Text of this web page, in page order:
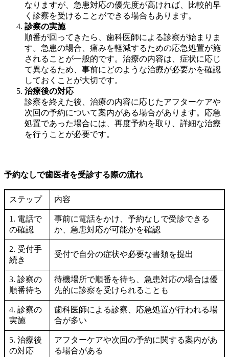
なりますが、急患対応の優先度が高ければ、比較的早
く診察を受けることができる場合もあります。
診察の実施
順番が回ってきたら、歯科医師による診察が始まりま
す。急患の場合、痛みを軽減するための応急処置が施
されることが一般的です。治療の内容は、症状に応じ
て異なるため、事前にどのような治療が必要かを確認
しておくことが大切です。
治療後の対応
診察を終えた後、治療の内容に応じたアフターケアや
次回の予約について案内がある場合があります。応急
処置であった場合には、再度予約を取り、詳細な治療
を行うことが必要です。
予約なしで歯医者を受診する際の流れ
ステップ 内容
1. 電話で
の確認
事前に電話をかけ、予約なしで受診できる
か、急患対応が可能かを確認
2. 受付手
続き
受付で自分の症状や必要な書類を提出
3. 診察の
順番待ち
待機場所で順番を待ち、急患対応の場合は優
先的に診察を受けられることも
4. 診察の
実施
歯科医師による診察、応急処置が行われる場
合が多い
5. 治療後
の対応
アフターケアや次回の予約に関する案内があ
る場合がある